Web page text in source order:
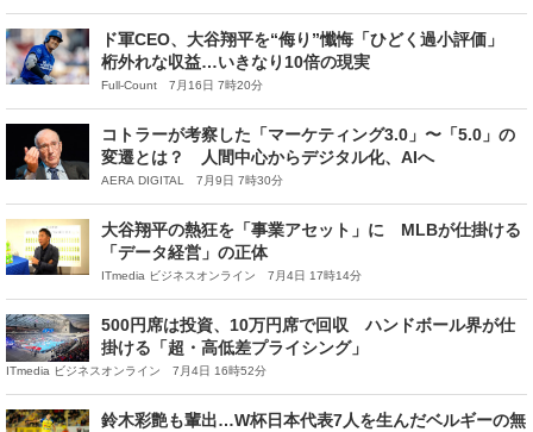
ド軍CEO、大谷翔平を“侮り”懺悔「ひどく過小評価」
桁外れな収益…いきなり10倍の現実
Full-Count 7月16日 7時20分
コトラーが考察した「マーケティング3.0」〜「5.0」の
変遷とは？ 人間中心からデジタル化、AIへ
AERA DIGITAL 7月9日 7時30分
大谷翔平の熱狂を「事業アセット」に MLBが仕掛ける
「データ経営」の正体
ITmedia ビジネスオンライン 7月4日 17時14分
500円席は投資、10万円席で回収 ハンドボール界が仕
掛ける「超・高低差プライシング」
ITmedia ビジネスオンライン 7月4日 16時52分
鈴木彩艶も輩出…W杯日本代表7人を生んだベルギーの無